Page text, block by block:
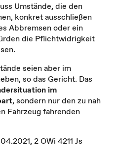
Umstände, die den
konkret ausschließen
Abbremsen oder ein
die Pflichtwidrigkeit
seien aber im
so das Gericht. Das
im
, sondern nur den zu nah
Fahrzeug fahrenden
2 OWi 4211 Js